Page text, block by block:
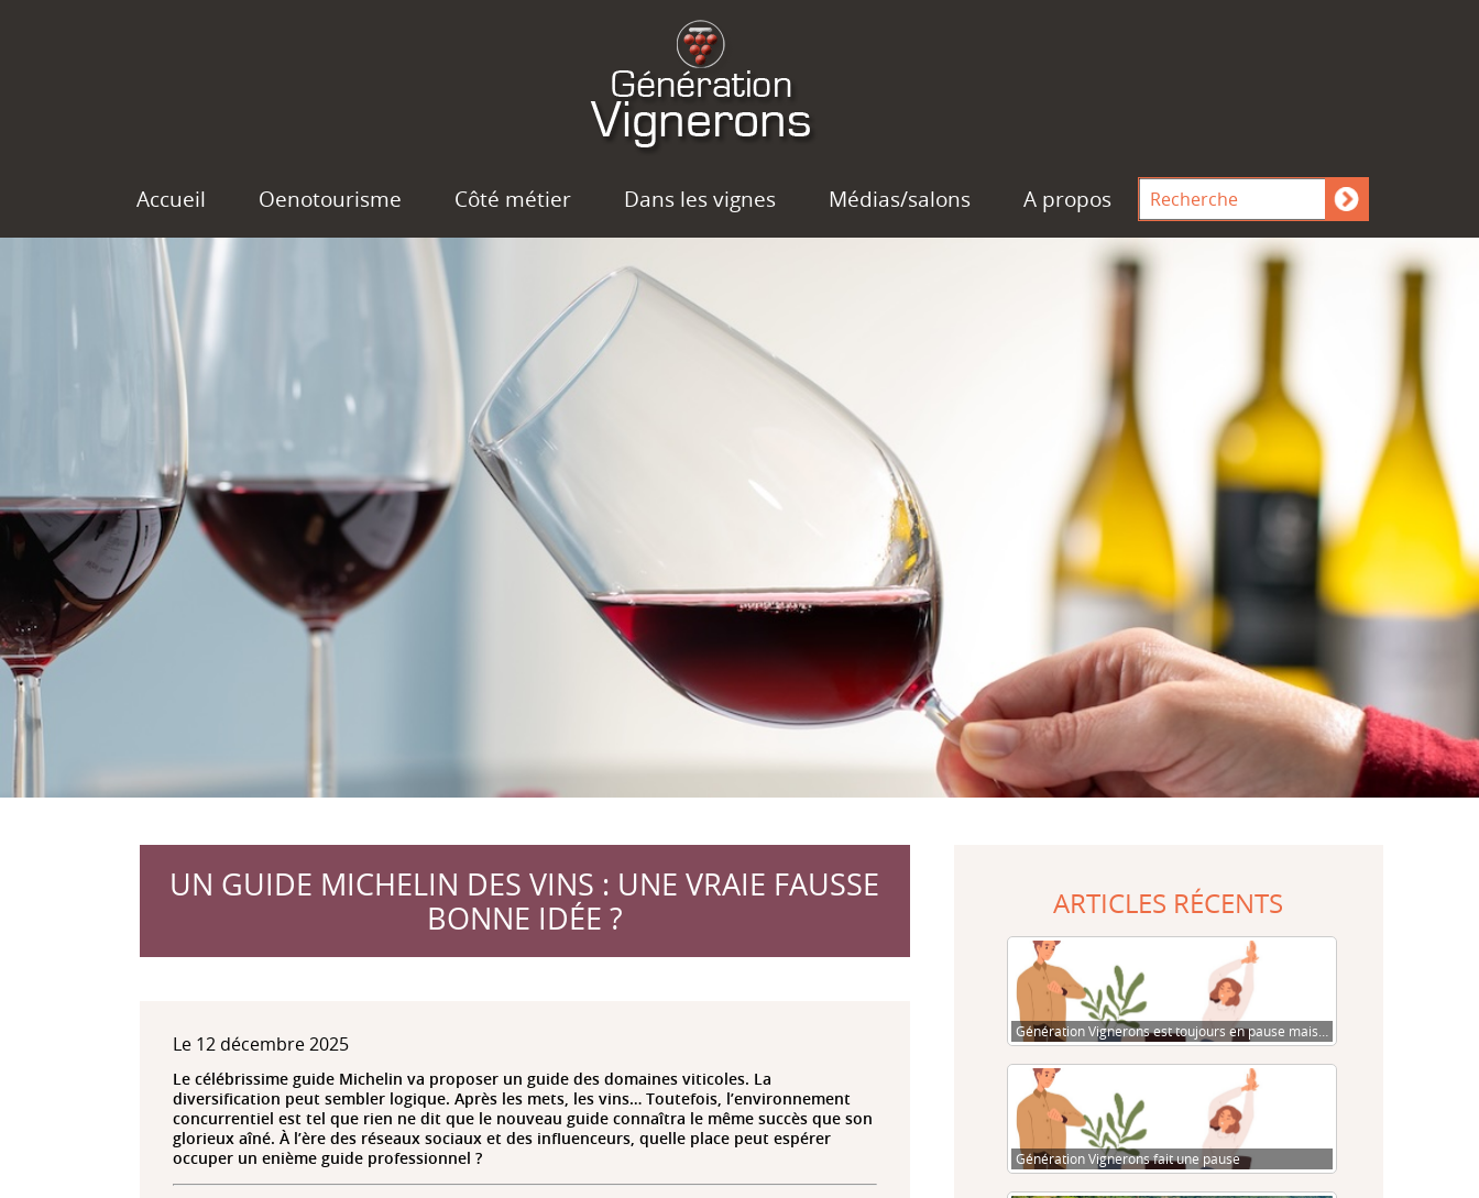
Accueil Oenotourisme Côté métier Dans les vignes Médias/salons A propos
UN GUIDE MICHELIN DES VINS : UNE VRAIE FAUSSE
BONNE IDÉE ?
Le 12 décembre 2025
Le célébrissime guide Michelin va proposer un guide des domaines viticoles. La
diversification peut sembler logique. Après les mets, les vins… Toutefois, l’environnement
concurrentiel est tel que rien ne dit que le nouveau guide connaîtra le même succès que son
glorieux aîné. À l’ère des réseaux sociaux et des influenceurs, quelle place peut espérer
occuper un enième guide professionnel ?
ARTICLES RÉCENTS
Génération Vignerons est toujours en pause mais…
Génération Vignerons fait une pause